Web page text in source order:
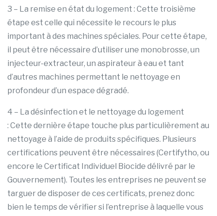
3 – La remise en état du logement : Cette troisième
étape est celle qui nécessite le recours le plus
important à des machines spéciales. Pour cette étape,
il peut être nécessaire d’utiliser une monobrosse, un
injecteur-extracteur, un aspirateur à eau et tant
d’autres machines permettant le nettoyage en
profondeur d’un espace dégradé.
4 – La désinfection et le nettoyage du logement
: Cette dernière étape touche plus particulièrement au
nettoyage à l’aide de produits spécifiques. Plusieurs
certifications peuvent être nécessaires (Certifytho, ou
encore le Certificat Individuel Biocide délivré par le
Gouvernement). Toutes les entreprises ne peuvent se
targuer de disposer de ces certificats, prenez donc
bien le temps de vérifier si l’entreprise à laquelle vous